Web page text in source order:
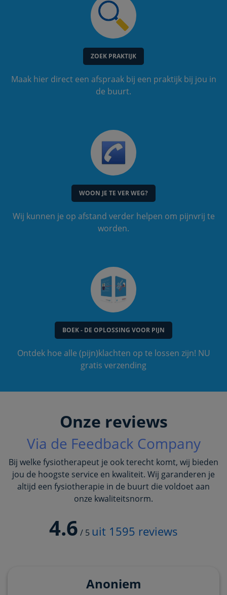
ZOEK PRAKTIJK
Maak hier direct een afspraak bij een praktijk bij jou in
de buurt.
WOON JE TE VER WEG?
Wij kunnen je op afstand verder helpen om pijnvrij te
worden.
BOEK - DE OPLOSSING VOOR PIJN
Ontdek hoe alle (pijn)klachten op te lossen zijn! NU
gratis verzending
Onze reviews
Via de Feedback Company
Bij welke fysiotherapeut je ook terecht komt, wij bieden
jou de hoogste service en kwaliteit. Wij garanderen je
altijd een fysiotherapie in de buurt die voldoet aan
onze kwaliteitsnorm.
4.6 / 5 uit 1595 reviews
Anoniem